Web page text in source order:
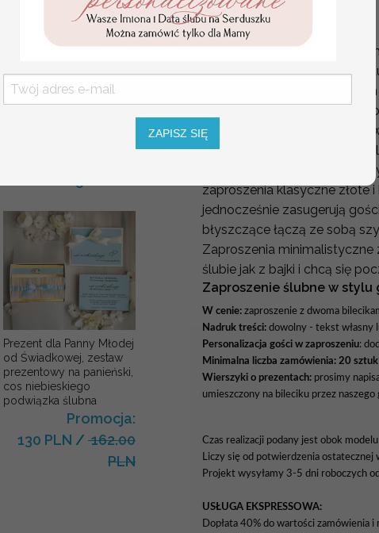
Komunijne
Ojca Chrzestnego Rama i
kwiaty , Flowerbox Serce
podziękowania dla
Prezent dla Panny Młodej
od Świadkowej, zestaw
prezentowy na panieński,
cos niebieskiego
podwiązka ślubna
Promocja:
130 PLN / 162.00
PLN
USŁUGA EKSPRESSOWA:
Dopłata 40% do wartości
realizacji podanego przy
zapytaj o indywidualny
termin realizacji liczony od
Jeżeli planujesz uroczystość
to zaproszenia glamour
Ten luksusowy błysk
zaproszenia klasyczne złote
jednocześnie zasugerują
błyszczące łączą ze sobą
Zaproszenia
ślubie jak z bajki i chcą się
Zaproszenie ślubne w stylu
W cenie: zaproszenie z dwoma
Nadruk treści: dowolny - tekst własny
Personalizacja gości w zaproszeniu:
Minimalna liczba zamówienia: 20 sztuk
Wierszyki o prezentach: prosimy
umieszczony na bileciku przez naszego
Czas realizacji podany jest obok
Liczy się od potwierdzenia
Projekt wysyłamy 3-5 dni roboczych
USŁUGA EKSPRESSOWA:
Dopłata 40% do wartości zamówienia
ZAPISZ SIĘ